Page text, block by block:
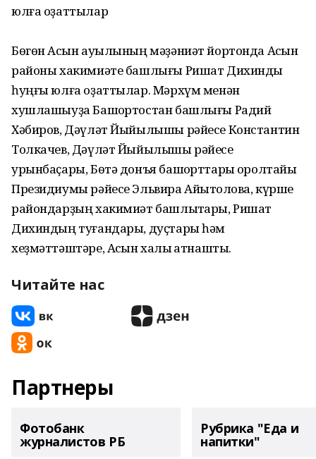
юлға оҙаттылар
Бөгөн Асҡын ауылының мәҙәниәт йортонда Асҡын
районы хакимиәте башлығы Ришат Дихинды
һуңғы юлға оҙаттылар. Мәрхүм менән
хушлашыуҙа Башҡортостан башлығы Радий
Хәбиров, Дәүләт Йыйылышы рәйесе Константин
Толкачев, Дәүләт Йыйылышы рәйесе
урынбаҫары, Бөтә донъя башҡорттары ҡоролтайы
Президиумы рәйесе Эльвира Айытҡолова, күрше
райондарҙың хакимиәт башлыҡтары, Ришат
Дихиндың туғандары, дуҫтары һәм
хеҙмәттәштәре, Асҡын халҡы ҡатнашты.
Читайте нас
Партнеры
Фотобанк
журналистов РБ
Рубрика "Еда и
напитки"